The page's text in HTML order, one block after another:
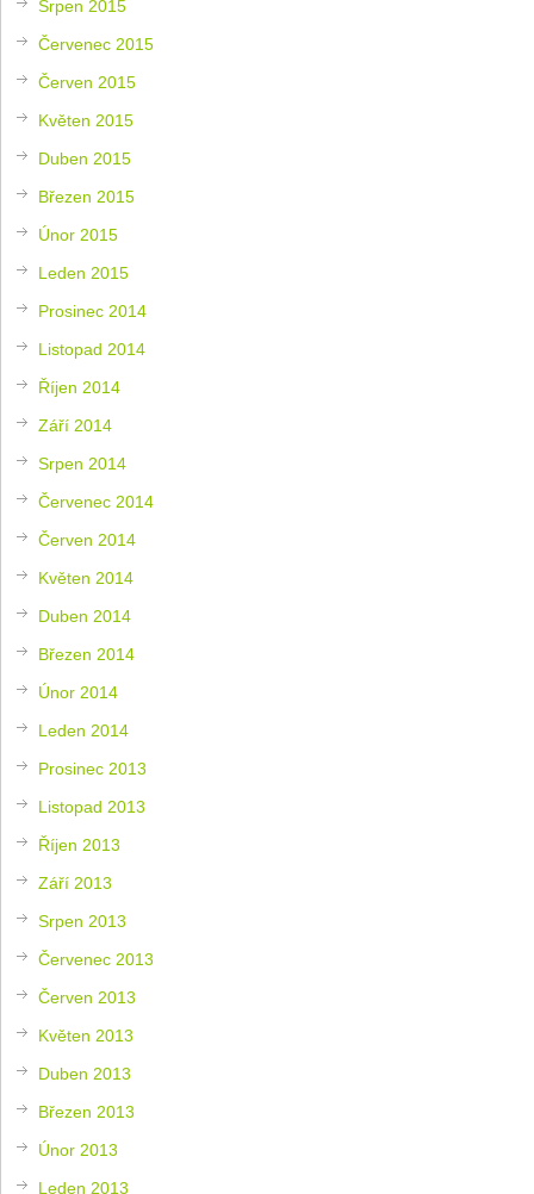
Srpen 2015
Červenec 2015
Červen 2015
Květen 2015
Duben 2015
Březen 2015
Únor 2015
Leden 2015
Prosinec 2014
Listopad 2014
Říjen 2014
Září 2014
Srpen 2014
Červenec 2014
Červen 2014
Květen 2014
Duben 2014
Březen 2014
Únor 2014
Leden 2014
Prosinec 2013
Listopad 2013
Říjen 2013
Září 2013
Srpen 2013
Červenec 2013
Červen 2013
Květen 2013
Duben 2013
Březen 2013
Únor 2013
Leden 2013